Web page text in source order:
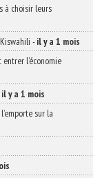
à choisir leurs
-il y a 1 mois
l’économie
il y a 1 mois
sur la